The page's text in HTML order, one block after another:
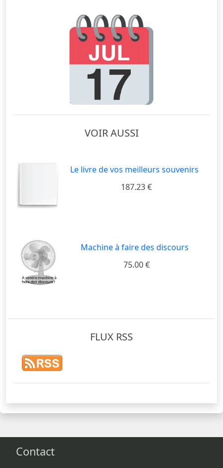
VOIR AUSSI
Le livre de vos meilleurs souvenirs
187.23 €
Machine à faire des discours
75.00 €
FLUX RSS
Contact